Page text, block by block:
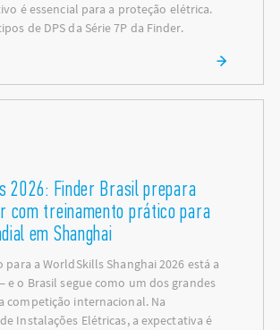
é essencial para a proteção elétrica.
de DPS da Série 7P da Finder.
2026: Finder Brasil prepara
com treinamento prático para
em Shanghai
para a WorldSkills Shanghai 2026 está a
o Brasil segue como um dos grandes
competição internacional. Na
Instalações Elétricas, a expectativa é